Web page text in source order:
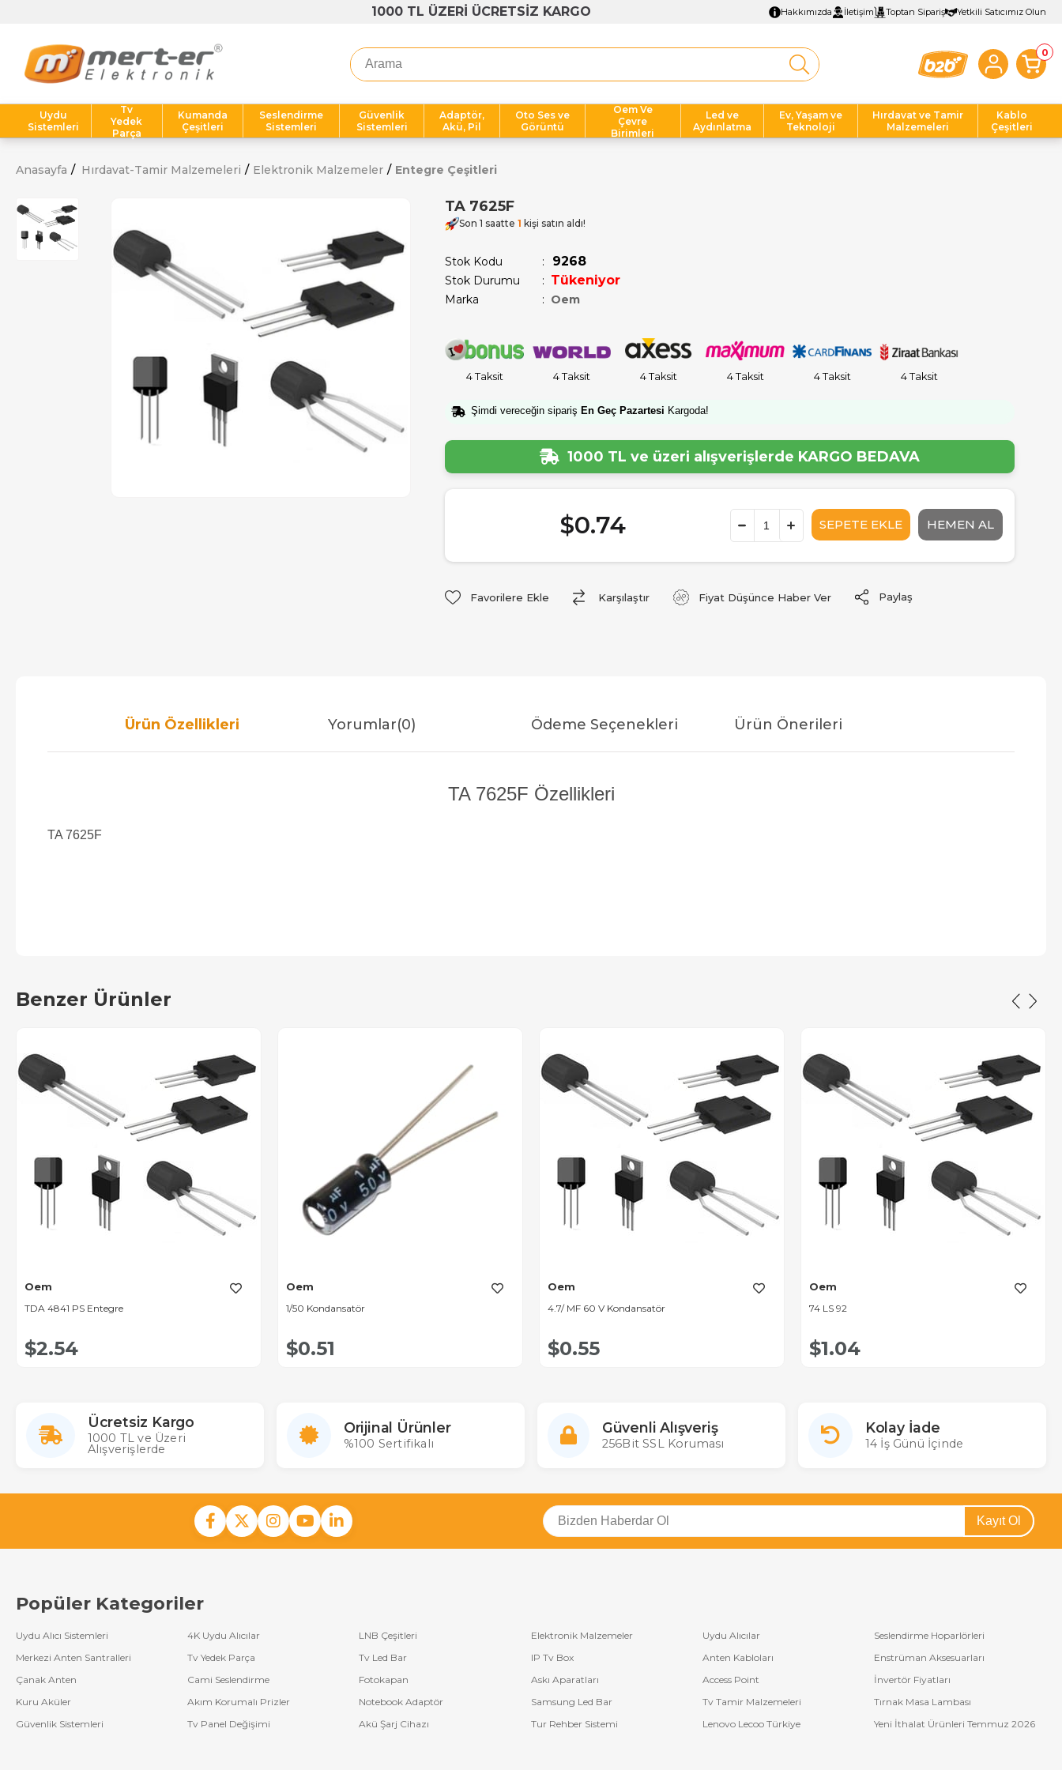
1000 TL ÜZERİ ÜCRETSİZ KARGO Hakkımızda İletişim Toptan Sipariş Yetkili Satıcımız Olun
0
Uydu
Sistemleri
Tv
Yedek
Parça
Kumanda
Çeşitleri
Seslendirme
Sistemleri
Güvenlik
Sistemleri
Adaptör,
Akü, Pil
Oto Ses ve
Görüntü
Oem Ve
Çevre
Birimleri
Led ve
Aydınlatma
Ev, Yaşam ve
Teknoloji
Hırdavat ve Tamir
Malzemeleri
Kablo
Çeşitleri
Anasayfa Hırdavat-Tamir Malzemeleri Elektronik Malzemeler Entegre Çeşitleri
TA 7625F
Son 1 saatte 1 kişi satın aldı!
Stok Kodu 9268
Stok Durumu : Tükeniyor
Marka : Oem
4 Taksit 4 Taksit 4 Taksit 4 Taksit 4 Taksit 4 Taksit
Şimdi vereceğin sipariş En Geç Pazartesi Kargoda!
1000 TL ve üzeri alışverişlerde KARGO BEDAVA
$0.74
Favorilere Ekle Karşılaştır Fiyat Düşünce Haber Ver Paylaş
Ürün Özellikleri Yorumlar(0) Ödeme Seçenekleri Ürün Önerileri
TA 7625F Özellikleri
TA 7625F
Benzer Ürünler
Oem
TDA 4841 PS Entegre
$2.54
Oem
1/50 Kondansatör
$0.51
Oem
4.7/ MF 60 V Kondansatör
$0.55
Oem
74 LS 92
$1.04
Ücretsiz Kargo
1000 TL ve Üzeri
Alışverişlerde
Orijinal Ürünler
%100 Sertifikalı
Güvenli Alışveriş
256Bit SSL Koruması
Kolay İade
14 İş Günü İçinde
Kayıt Ol
Popüler Kategoriler
Uydu Alıcı Sistemleri 4K Uydu Alıcılar LNB Çeşitleri Elektronik Malzemeler Uydu Alıcılar
Seslendirme Hoparlörleri
Merkezi Anten Santralleri
Tv Yedek Parça Tv Led Bar IP Tv Box Anten Kabloları
Enstrüman Aksesuarları
Çanak Anten
Cami Seslendirme Fotokapan Askı Aparatları Access Point
İnvertör Fiyatları
Kuru Aküler
Akım Korumalı Prizler Notebook Adaptör Samsung Led Bar Tv Tamir Malzemeleri
Tırnak Masa Lambası
Güvenlik Sistemleri
Tv Panel Değişimi Akü Şarj Cihazı Tur Rehber Sistemi Lenovo Lecoo Türkiye Yeni İthalat Ürünleri Temmuz 2026